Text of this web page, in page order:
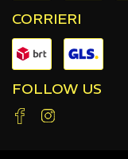
CORRIERI
FOLLOW US